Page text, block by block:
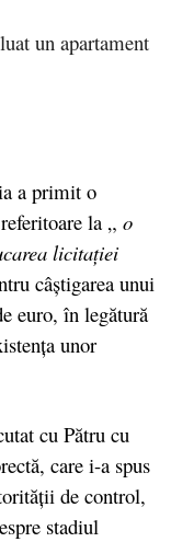
un apartament
a primit o
la „ o
licitației
câștigarea unui
euro, în legătură
unor
cu Pătru cu
care i-a spus
de control,
stadiul